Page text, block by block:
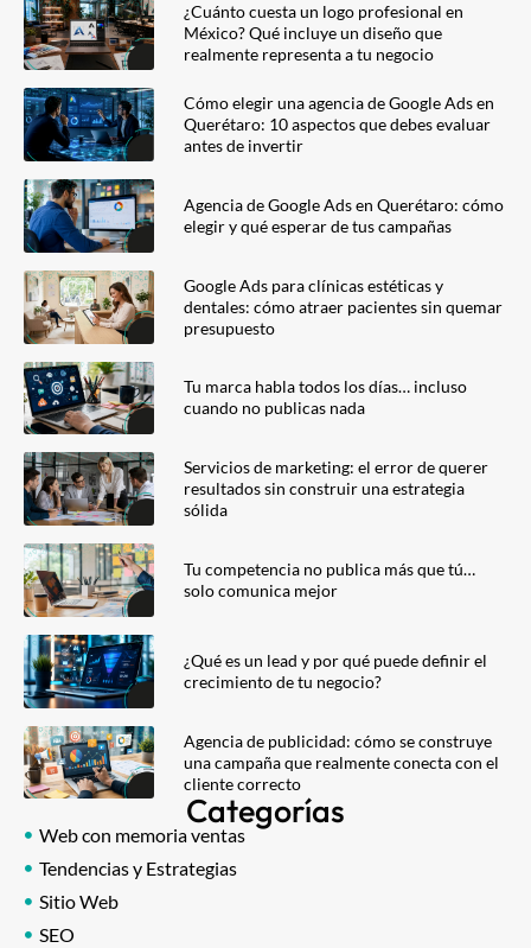
¿Cuánto cuesta un logo profesional en
México? Qué incluye un diseño que
realmente representa a tu negocio
Cómo elegir una agencia de Google Ads en
Querétaro: 10 aspectos que debes evaluar
antes de invertir
Agencia de Google Ads en Querétaro: cómo
elegir y qué esperar de tus campañas
Google Ads para clínicas estéticas y
dentales: cómo atraer pacientes sin quemar
presupuesto
Tu marca habla todos los días… incluso
cuando no publicas nada
Servicios de marketing: el error de querer
resultados sin construir una estrategia
sólida
Tu competencia no publica más que tú…
solo comunica mejor
¿Qué es un lead y por qué puede definir el
crecimiento de tu negocio?
Agencia de publicidad: cómo se construye
una campaña que realmente conecta con el
cliente correcto
Categorías
Web con memoria ventas
Tendencias y Estrategias
Sitio Web
SEO